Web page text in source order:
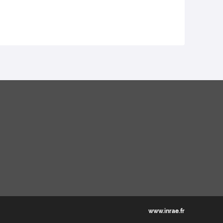
www.inrae.fr